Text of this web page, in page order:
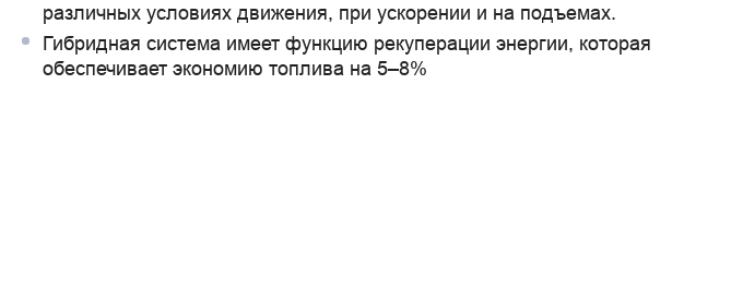
различных условиях движения, при ускорении и на подъемах.
Гибридная система имеет функцию рекуперации энергии, которая
обеспечивает экономию топлива на 5–8%